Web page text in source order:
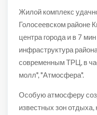
Жилой комплекс
Голосеевском районе
центра города и в 7
инфраструктура
современным ТРЦ, в
молл", "Атмосфера".
Особую атмосферу
известных зон